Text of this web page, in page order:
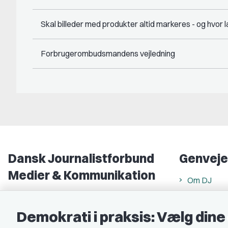
Skal billeder med produkter altid markeres - og hvor
Forbrugerombudsmandens vejledning
Dansk Journalistforbund
Medier & Kommunikation
Genveje
Om DJ
Find
Demokrati i praksis: Vælg